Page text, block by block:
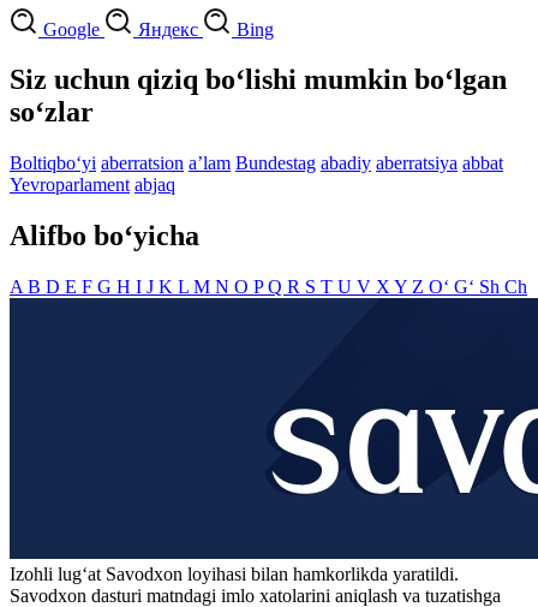
Google Яндекс Bing
Siz uchun qiziq bo‘lishi mumkin bo‘lgan
so‘zlar
Boltiqbo‘yi aberratsion aʼlam Bundestag abadiy aberratsiya abbat
Yevroparlament abjaq
Alifbo bo‘yicha
A B D E F G H I J K L M N O PQ R S T U V X Y Z O‘ G‘ Sh Ch
Izohli lugʻat Savodxon loyihasi bilan hamkorlikda yaratildi.
Savodxon dasturi matndagi imlo xatolarini aniqlash va tuzatishga